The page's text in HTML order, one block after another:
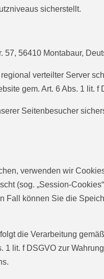
sicherstellt.
57, 56410 Montabaur,
verteilter Server
gem. Art. 6 Abs. 1 lit. f
Seitenbesucher
verwenden wir
(sog. „Session-
Fall können Sie die
die Verarbeitung
lit. f DSGVO zur